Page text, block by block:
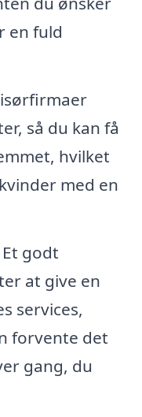
en fuld
så du kan få
hvilket
med en
Et godt
at give en
services,
forvente det
gang, du